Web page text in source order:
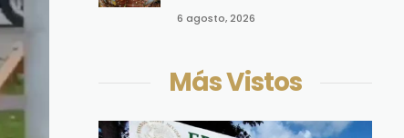
6 agosto, 2026
Más Vistos